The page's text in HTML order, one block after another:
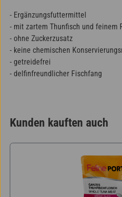
- Ergänzungsfuttermittel
- mit zartem Thunfisch und feinem
- ohne Zuckerzusatz
- keine chemischen
- getreidefrei
- delfinfreundlicher Fischfang
Kunden kauften auch